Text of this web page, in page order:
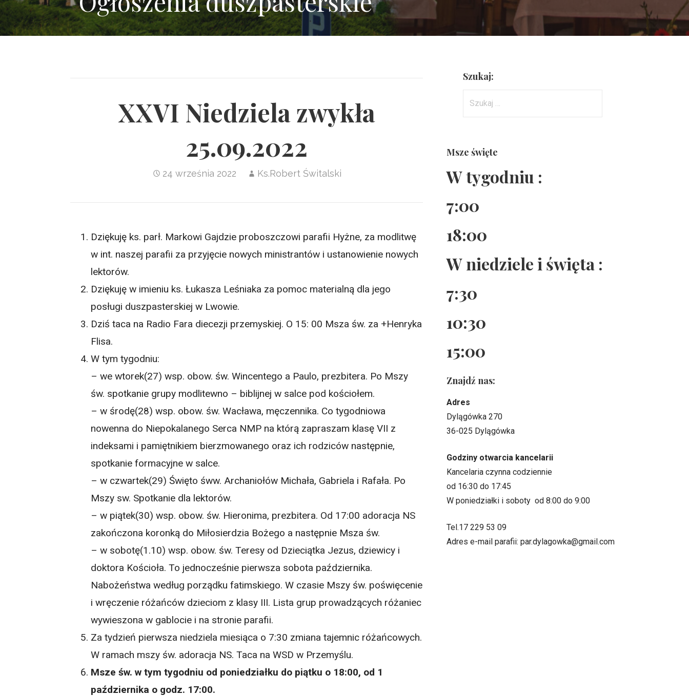
XXVI Niedziela zwykła
25.09.2022
24 września 2022 Ks.Robert Świtalski
Dziękuję ks. parł. Markowi Gajdzie proboszczowi parafii Hyżne, za modlitwę
w int. naszej parafii za przyjęcie nowych ministrantów i ustanowienie nowych
lektorów.
Dziękuję w imieniu ks. Łukasza Leśniaka za pomoc materialną dla jego
posługi duszpasterskiej w Lwowie.
Dziś taca na Radio Fara diecezji przemyskiej. O 15: 00 Msza św. za +Henryka
Flisa.
W tym tygodniu:
– we wtorek(27) wsp. obow. św. Wincentego a Paulo, prezbitera. Po Mszy
św. spotkanie grupy modlitewno – biblijnej w salce pod kościołem.
– w środę(28) wsp. obow. św. Wacława, męczennika. Co tygodniowa
nowenna do Niepokalanego Serca NMP na którą zapraszam klasę VII z
indeksami i pamiętnikiem bierzmowanego oraz ich rodziców następnie,
spotkanie formacyjne w salce.
– w czwartek(29) Święto śww. Archaniołów Michała, Gabriela i Rafała. Po
Mszy sw. Spotkanie dla lektorów.
– w piątek(30) wsp. obow. św. Hieronima, prezbitera. Od 17:00 adoracja NS
zakończona koronką do Miłosierdzia Bożego a następnie Msza św.
– w sobotę(1.10) wsp. obow. św. Teresy od Dzieciątka Jezus, dziewicy i
doktora Kościoła. To jednocześnie pierwsza sobota października.
Nabożeństwa według porządku fatimskiego. W czasie Mszy św. poświęcenie
i wręczenie różańców dzieciom z klasy III. Lista grup prowadzących różaniec
wywieszona w gablocie i na stronie parafii.
Za tydzień pierwsza niedziela miesiąca o 7:30 zmiana tajemnic różańcowych.
W ramach mszy św. adoracja NS. Taca na WSD w Przemyślu.
Msze św. w tym tygodniu od poniedziałku do piątku o 18:00, od 1
października o godz. 17:00.
Szukaj:
Msze święte
W tygodniu :
7:00
18:00
W niedziele i święta :
7:30
10:30
15:00
Znajdź nas:
Adres
Dylągówka 270
36-025 Dylągówka
Godziny otwarcia kancelarii
Kancelaria czynna codziennie
od 16:30 do 17:45
W poniedziałki i soboty od 8:00 do 9:00
Tel.17 229 53 09
Adres e-mail parafii: par.dylagowka@gmail.com